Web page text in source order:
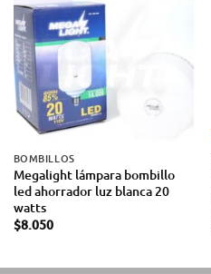
BOMBILLOS
Megalight lámpara bombillo
led ahorrador luz blanca 20
watts
$8.050